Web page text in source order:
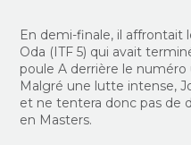
En demi-finale, il
Oda (ITF 5) qui avait
poule A derrière le
Malgré une lutte intense,
et ne tentera donc pas de
en Masters.